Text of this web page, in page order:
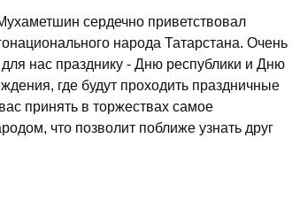
сердечно приветствовал
народа Татарстана. Очень
нас празднику - Дню республики и Дню
где будут проходить праздничные
принять в торжествах самое
что позволит поближе узнать друг